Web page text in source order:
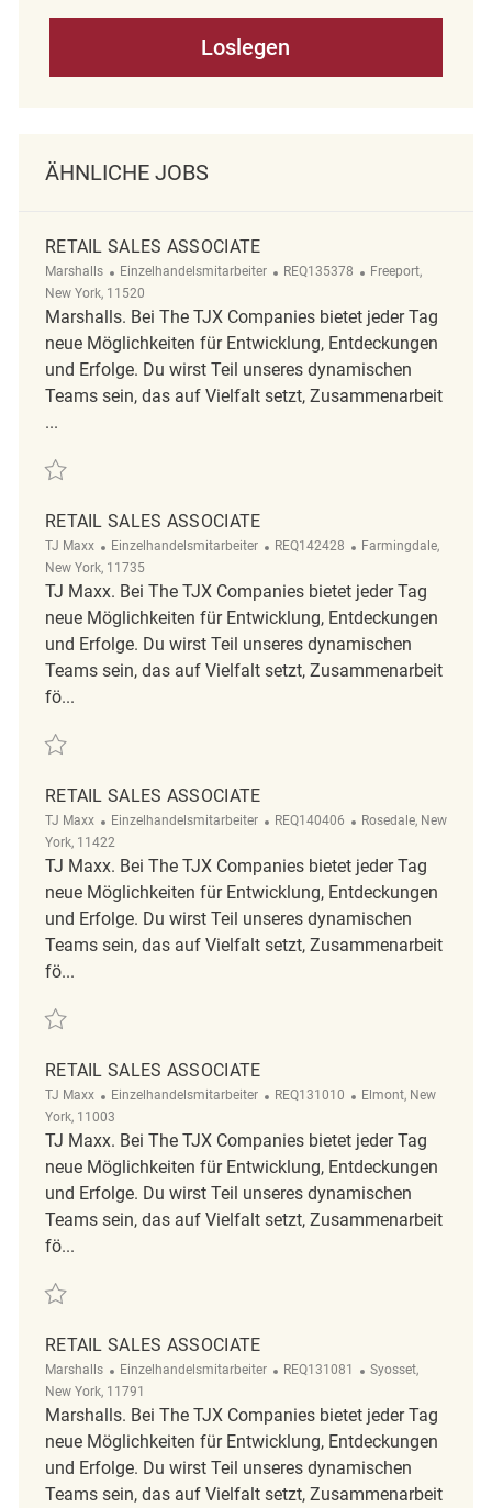
Loslegen
ÄHNLICHE JOBS
RETAIL SALES ASSOCIATE
Marshalls Kategorie
Einzelhandelsmitarbeiter ReqId
REQ135378 Ort
Freeport,
New York, 11520
Marshalls. Bei The TJX Companies bietet jeder Tag
neue Möglichkeiten für Entwicklung, Entdeckungen
und Erfolge. Du wirst Teil unseres dynamischen
Teams sein, das auf Vielfalt setzt, Zusammenarbeit
...
Retten retail sales associate REQ135378
RETAIL SALES ASSOCIATE
TJ Maxx Kategorie
Einzelhandelsmitarbeiter ReqId
REQ142428 Ort
Farmingdale,
New York, 11735
TJ Maxx. Bei The TJX Companies bietet jeder Tag
neue Möglichkeiten für Entwicklung, Entdeckungen
und Erfolge. Du wirst Teil unseres dynamischen
Teams sein, das auf Vielfalt setzt, Zusammenarbeit
fö...
Retten Retail Sales Associate REQ142428
RETAIL SALES ASSOCIATE
TJ Maxx Kategorie
Einzelhandelsmitarbeiter ReqId
REQ140406 Ort
Rosedale, New
York, 11422
TJ Maxx. Bei The TJX Companies bietet jeder Tag
neue Möglichkeiten für Entwicklung, Entdeckungen
und Erfolge. Du wirst Teil unseres dynamischen
Teams sein, das auf Vielfalt setzt, Zusammenarbeit
fö...
Retten Retail Sales Associate REQ140406
RETAIL SALES ASSOCIATE
TJ Maxx Kategorie
Einzelhandelsmitarbeiter ReqId
REQ131010 Ort
Elmont, New
York, 11003
TJ Maxx. Bei The TJX Companies bietet jeder Tag
neue Möglichkeiten für Entwicklung, Entdeckungen
und Erfolge. Du wirst Teil unseres dynamischen
Teams sein, das auf Vielfalt setzt, Zusammenarbeit
fö...
Retten Retail Sales Associate REQ131010
RETAIL SALES ASSOCIATE
Marshalls Kategorie
Einzelhandelsmitarbeiter ReqId
REQ131081 Ort
Syosset,
New York, 11791
Marshalls. Bei The TJX Companies bietet jeder Tag
neue Möglichkeiten für Entwicklung, Entdeckungen
und Erfolge. Du wirst Teil unseres dynamischen
Teams sein, das auf Vielfalt setzt, Zusammenarbeit